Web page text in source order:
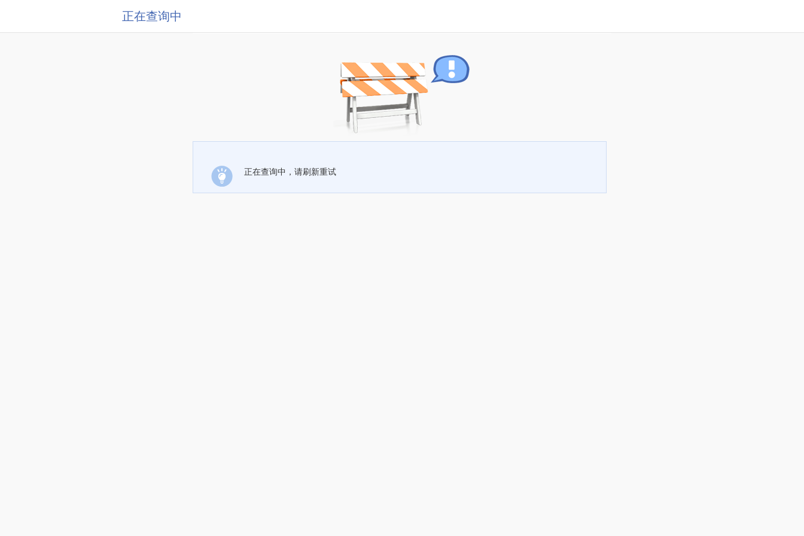
正在查询中
正在查询中，请刷新重试